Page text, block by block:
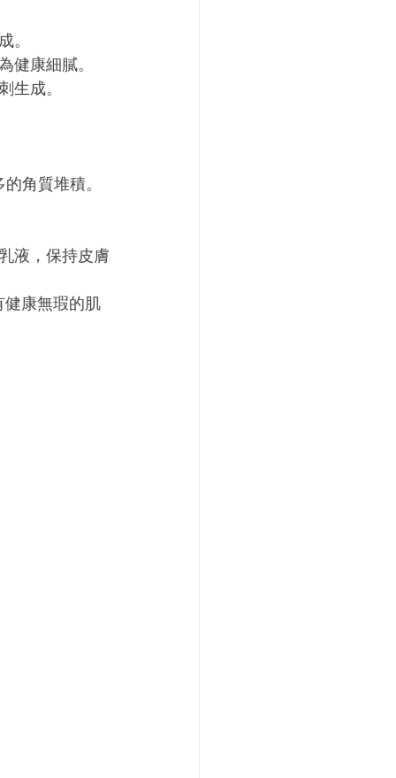
。
健康細膩。
生成。
角質堆積。
液，保持皮膚
健康無瑕的肌